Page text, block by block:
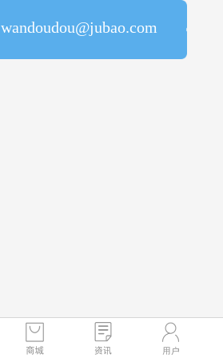
wandoudou@jubao.com